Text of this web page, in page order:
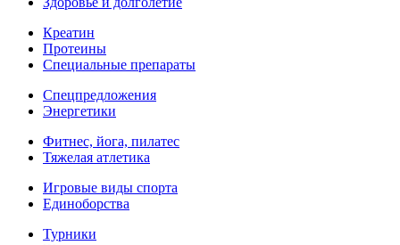
Креатин
Протеины
Специальные препараты
Спецпредложения
Энергетики
Фитнес, йога, пилатес
Тяжелая атлетика
Игровые виды спорта
Единоборства
Турники